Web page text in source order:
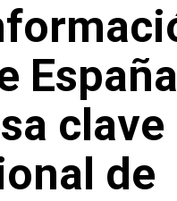
clave
de